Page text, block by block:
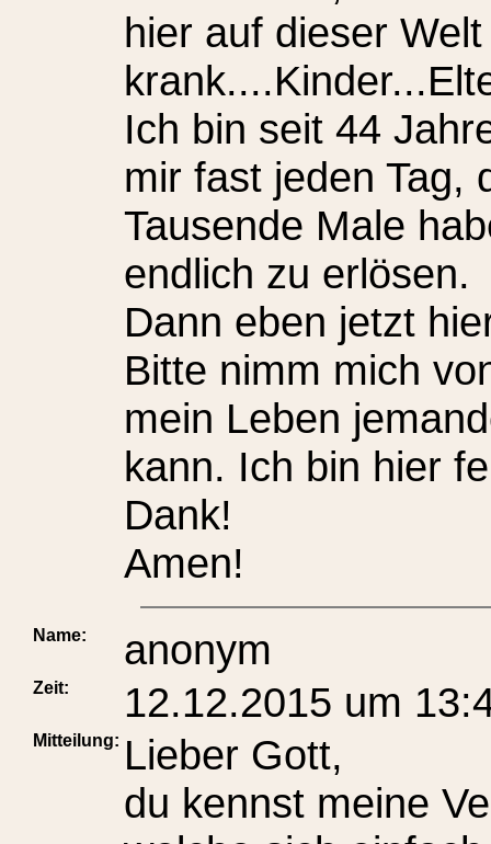
hier auf dieser
Ich bin seit 44
mir fast jeden Tag,
Tausende Male
endlich zu erlösen.
Dann eben jetzt
Bitte nimm mich
mein Leben
kann. Ich bin hier
Dank!
Amen!
Name: anonym
Zeit: 12.12.2015 um
Mitteilung: Lieber Gott,
du kennst meine